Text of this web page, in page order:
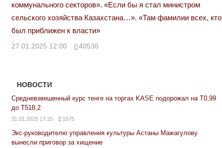
коммунального секторов». «Если бы я стал министром
сельского хозяйства Казахстана…». «Там фамилии всех, кто
был приближен к власти»
27.01.2025 12:00 40536
НОВОСТИ
Средневзвешенный курс тенге на торгах KASE подорожал на Т0,99
до Т518,2
31.01.2025 17:25 1575
Экс-руководителю управления культуры Астаны Мажагулову
вынесли приговор за хищение